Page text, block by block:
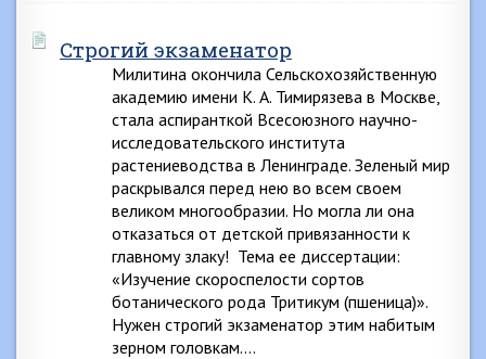
Строгий экзаменатор
Милитина окончила Сельскохозяйственную
академию имени К. А. Тимирязева в Москве,
стала аспиранткой Всесоюзного научно-
исследовательского института
растениеводства в Ленинграде. Зеленый мир
раскрывался перед нею во всем своем
великом многообразии. Но могла ли она
отказаться от детской привязанности к
главному злаку! Тема ее диссертации:
«Изучение скороспелости сортов
ботанического рода Тритикум (пшеница)».
Нужен строгий экзаменатор этим набитым
зерном головкам….